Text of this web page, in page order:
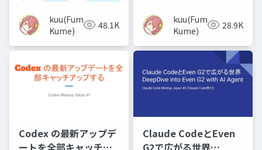
kuu(Fumiya
Kume)
48.1K
kuu(Fumiya
Kume)
28.9K
Codex の最新アップデ
Claude CodeとEven